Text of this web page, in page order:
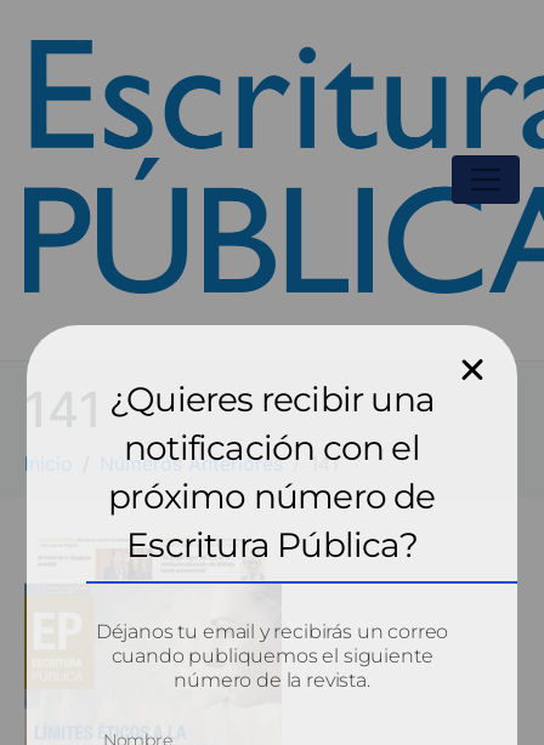
Inicio Números Anteriores 141
¿Quieres recibir una
notificación con el
próximo número de
Escritura Pública?
Déjanos tu email y recibirás un correo
cuando publiquemos el siguiente
número de la revista.